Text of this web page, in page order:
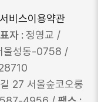
서비스이용약관
자 :정영교 /
울성동-0758 /
27 서울숲코오롱